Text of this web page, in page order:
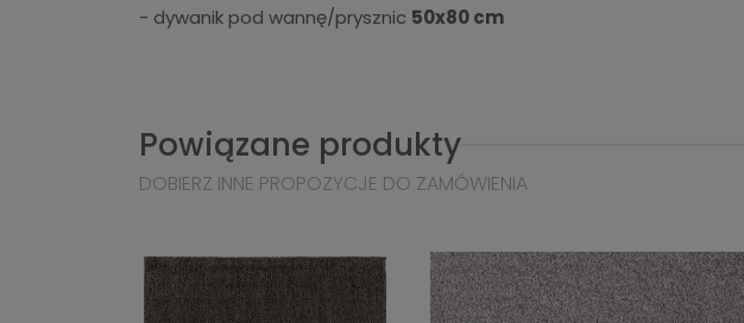
- dywanik pod wannę/prysznic 50x80 cm
Powiązane produkty
DOBIERZ INNE PROPOZYCJE DO ZAMÓWIENIA